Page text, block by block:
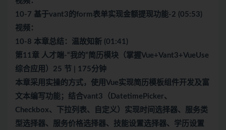
10-7 基于vant3的form表单实现金额提现功能-2 (05:53)
视频：
10-8 本章总结：温故知新 (01:41)
第11章 人才端-“我的”简历模块（掌握Vue+Vant3+VueUse
综合应用）25 节 | 175分钟
本章采用实操的方式，使用Vue实现简历模板组件开发及富
文本编写功能；结合vant3（DatetimePicker、
Checkbox、下拉列表、自定义）实现时间选择器、服务类
型选择器、服务价格选择器、技能设置选择器、学历设置